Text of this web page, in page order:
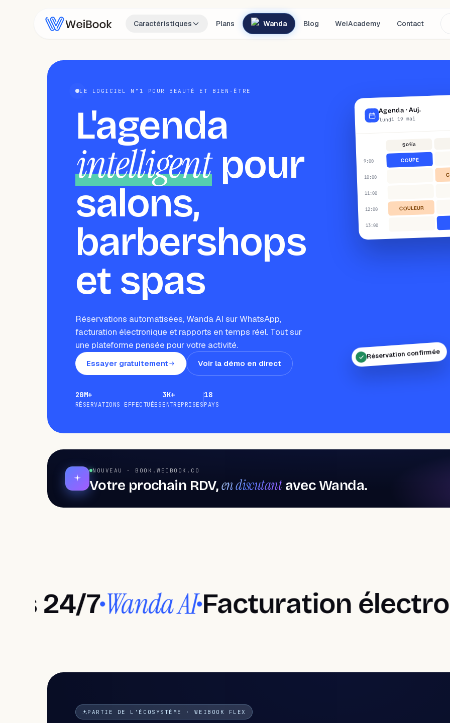
Caractéristiques Plans Wanda Blog WeiAcademy Contact
LE LOGICIEL N°1 POUR BEAUTÉ ET BIEN-ÊTRE
L'agenda
intelligentpour
salons,
barbershops
et spas
Réservations automatisées, Wanda AI sur WhatsApp,
facturation électronique et rapports en temps réel. Tout sur
une plateforme pensée pour votre activité.
Essayer gratuitement Voir la démo en direct
20M+
RÉSERVATIONS EFFECTUÉES
3K+
ENTREPRISES
18
PAYS
Agenda ·Auj.
lundi 19 mai
Sofía
9:00 COUPE
10:00
11:00
12:00 COULEUR
13:00
Réservation confirmée
NOUVEAU · BOOK.WEIBOOK.CO
Votre prochain RDV,en discutant avec Wanda.
les tendances
jours
7Wanda AIFacturation
PARTIE DE L'ÉCOSYSTÈME · WEIBOOK FLEX